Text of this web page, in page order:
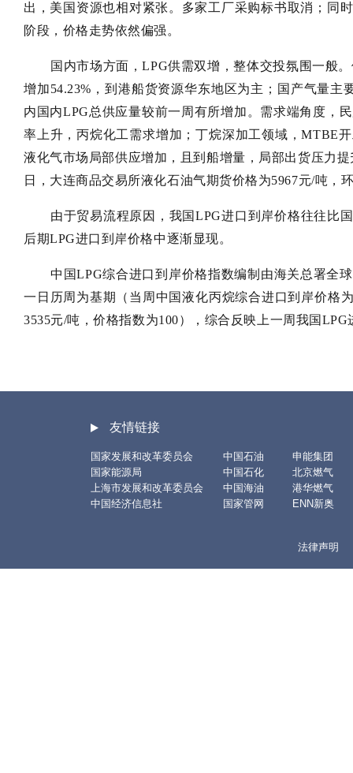
出，美国资源也相对紧张。多家工厂采购标书取消；同
阶段，价格走势依然偏强。
国内市场方面，LPG供需双增，整体交投氛围一般
增加54.23%，到港船货资源华东地区为主；国产气量
内国内LPG总供应量较前一周有所增加。需求端角度，
率上升，丙烷化工需求增加；丁烷深加工领域，MTBE
液化气市场局部供应增加，且到船增量，局部出货压力
日，大连商品交易所液化石油气期货价格为5967元/吨，
由于贸易流程原因，我国LPG进口到岸价格往往比
后期LPG进口到岸价格中逐渐显现。
中国LPG综合进口到岸价格指数编制由海关总署全
一日历周为基期（当周中国液化丙烷综合进口到岸价格
3535元/吨，价格指数为100），综合反映上一周我国
友情链接
国家发展和改革委员会
国家能源局
上海市发展和改革委员会
中国经济信息社
中国石油
中国石化
中国海油
国家管网
申能集团
北京燃气
港华燃气
ENN新奥
法律声明